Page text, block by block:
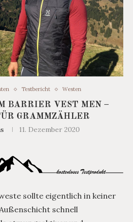
Testbericht Westen
BARRIER VEST MEN –
GRAMMZÄHLER
11. Dezember 2020
sollte eigentlich in keiner
schnell